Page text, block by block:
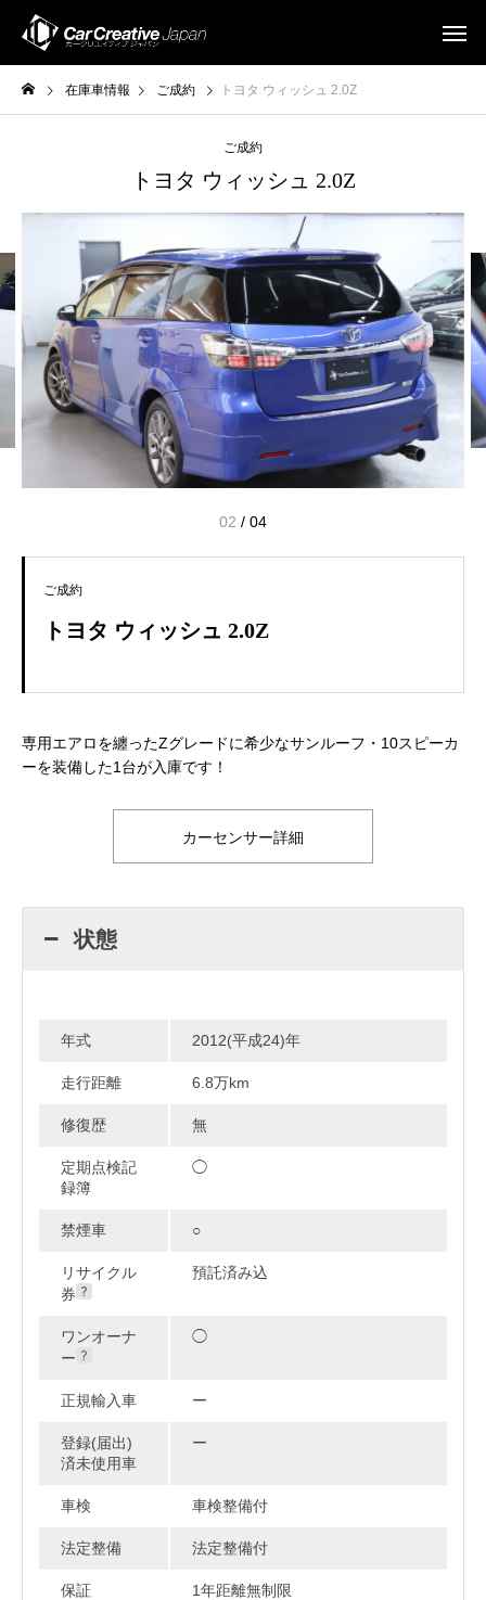
在庫車情報 ご成約 トヨタ ウィッシュ 2.0Z
ご成約
トヨタ ウィッシュ 2.0Z
02 / 04
ご成約
トヨタ ウィッシュ 2.0Z
専用エアロを纏ったZグレードに希少なサンルーフ・10スピーカ
ーを装備した1台が入庫です！
カーセンサー詳細
状態
年式 2012(平成24)年
走行距離 6.8万km
修復歴 無
定期点検記
録簿
◯
禁煙車 ○
リサイクル
券
預託済み込
ワンオーナ
ー
◯
正規輸入車 ー
登録(届出)
済未使用車
ー
車検 車検整備付
法定整備 法定整備付
保証 1年距離無制限